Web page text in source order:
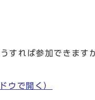
れば参加できます
ウで開く）